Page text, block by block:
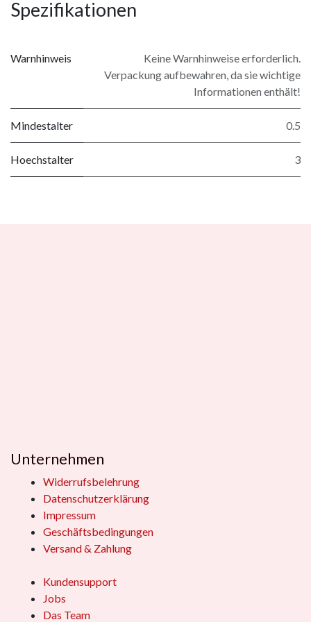
Spezifikationen
Warnhinweis
Keine Warnhinweise erforderlich.
Verpackung aufbewahren, da sie wichtige
Informationen enthält!
Mindestalter 0.5
Hoechstalter 3
Unternehmen
Widerrufsbelehrung
Datenschutzerklärung
Impressum
Geschäftsbedingungen
Versand & Zahlung
Kundensupport
Jobs
Das Team